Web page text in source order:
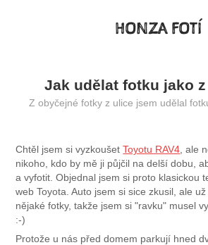
HONZA FOTÍ
Jak udělat fotku jako
Z obyčejné fotky z ulice jsem udělal
Chtěl jsem si vyzkoušetToyotu RAV4 , ale
nikoho, kdo by mě ji půjčil na delší dobu,
a vyfotit. Objednal jsem si proto klasickou
web Toyota. Auto jsem si sice zkusil, ale
nějaké fotky, takže jsem si "ravku" musel
:-)
Protože u nás před domem parkují hned